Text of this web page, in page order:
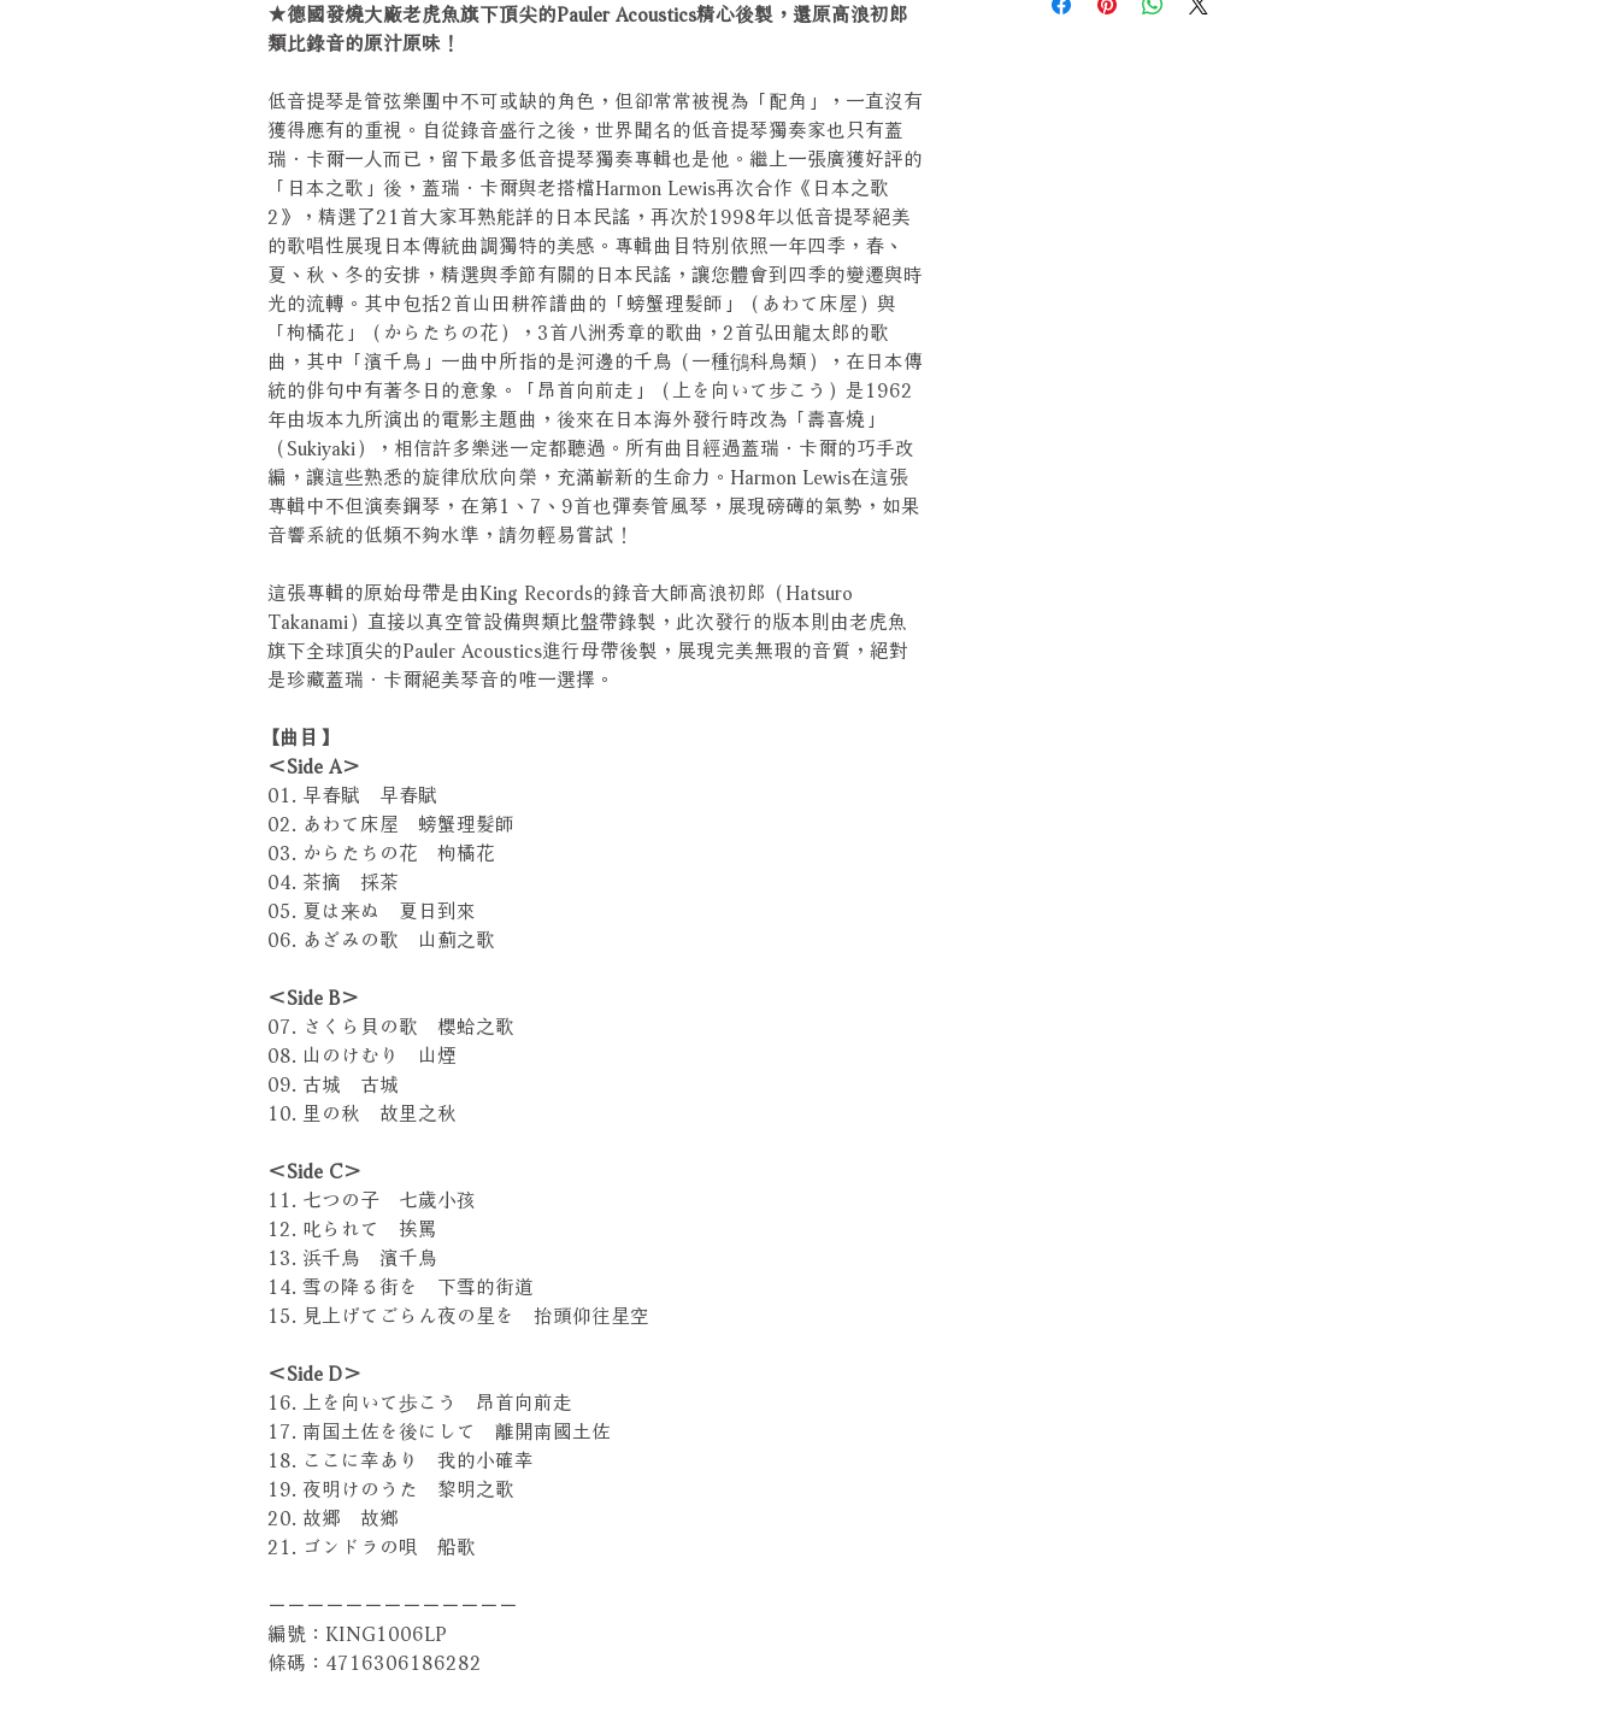
★德國發燒大廠老虎魚旗下頂尖的Pauler Acoustics精心後製，還原高浪初郎
類比錄音的原汁原味！
低音提琴是管弦樂團中不可或缺的角色，但卻常常被視為「配角」，一直沒有
獲得應有的重視。自從錄音盛行之後，世界聞名的低音提琴獨奏家也只有蓋
瑞．卡爾一人而已，留下最多低音提琴獨奏專輯也是他。繼上一張廣獲好評的
「日本之歌」後，蓋瑞．卡爾與老搭檔Harmon Lewis再次合作《日本之歌
2》，精選了21首大家耳熟能詳的日本民謠，再次於1998年以低音提琴絕美
的歌唱性展現日本傳統曲調獨特的美感。專輯曲目特別依照一年四季，春、
夏、秋、冬的安排，精選與季節有關的日本民謠，讓您體會到四季的變遷與時
光的流轉。其中包括2首山田耕筰譜曲的「螃蟹理髮師」（あわて床屋）與
「枸橘花」（からたちの花），3首八洲秀章的歌曲，2首弘田龍太郎的歌
曲，其中「濱千鳥」一曲中所指的是河邊的千鳥（一種鴴科鳥類），在日本傳
統的俳句中有著冬日的意象。「昂首向前走」（上を向いて步こう）是1962
年由坂本九所演出的電影主題曲，後來在日本海外發行時改為「壽喜燒」
（Sukiyaki），相信許多樂迷一定都聽過。所有曲目經過蓋瑞．卡爾的巧手改
編，讓這些熟悉的旋律欣欣向榮，充滿嶄新的生命力。Harmon Lewis在這張
專輯中不但演奏鋼琴，在第1、7、9首也彈奏管風琴，展現磅礡的氣勢，如果
音響系統的低頻不夠水準，請勿輕易嘗試！
這張專輯的原始母帶是由King Records的錄音大師高浪初郎（Hatsuro
Takanami）直接以真空管設備與類比盤帶錄製，此次發行的版本則由老虎魚
旗下全球頂尖的Pauler Acoustics進行母帶後製，展現完美無瑕的音質，絕對
是珍藏蓋瑞．卡爾絕美琴音的唯一選擇。
【曲目】
＜Side A＞
01. 早春賦 早春賦
02. あわて床屋 螃蟹理髮師
03. からたちの花 枸橘花
04. 茶摘 採茶
05. 夏は来ぬ 夏日到來
06. あざみの歌 山薊之歌
＜Side B＞
07. さくら貝の歌 櫻蛤之歌
08. 山のけむり 山煙
09. 古城 古城
10. 里の秋 故里之秋
＜Side C＞
11. 七つの子 七歲小孩
12. 叱られて 挨罵
13. 浜千鳥 濱千鳥
14. 雪の降る街を 下雪的街道
15. 見上げてごらん夜の星を 抬頭仰往星空
＜Side D＞
16. 上を向いて歩こう 昂首向前走
17. 南国土佐を後にして 離開南國土佐
18. ここに幸あり 我的小確幸
19. 夜明けのうた 黎明之歌
20. 故郷 故鄉
21. ゴンドラの唄 船歌
－－－－－－－－－－－－－
編號：KING1006LP
條碼：4716306186282